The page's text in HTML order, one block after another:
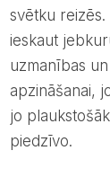
svētku
ieskaut
uzmanības
apzināšanai,
jo
piedzīvo.